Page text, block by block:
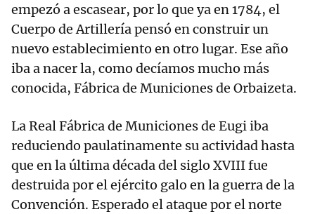
empezó a escasear, por lo que ya en 1784, el
Cuerpo de Artillería pensó en construir un
nuevo establecimiento en otro lugar. Ese año
iba a nacer la, como decíamos mucho más
conocida, Fábrica de Municiones de Orbaizeta.
La Real Fábrica de Municiones de Eugi iba
reduciendo paulatinamente su actividad hasta
que en la última década del siglo XVIII fue
destruida por el ejército galo en la guerra de la
Convención. Esperado el ataque por el norte